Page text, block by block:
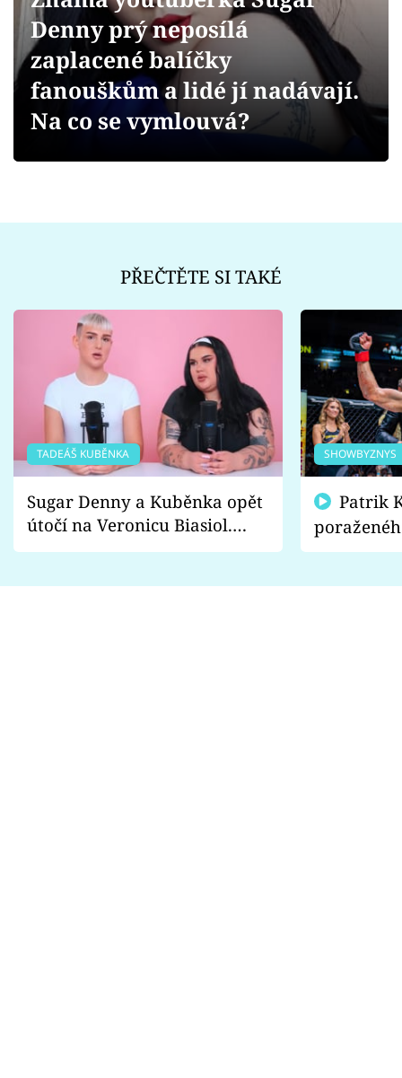
Videa
Sledujte prima+
Denny prý neposílá
zaplacené balíčky
fanouškům a lidé jí nadávají.
Na co se vymlouvá?
PŘEČTĚTE SI TAKÉ
TADEÁŠ KUBĚNKA
Sugar Denny a Kuběnka opět
útočí na Veronicu Biasiol.
Proč je podle nich falešná a
SHOWBYZNYS
fanoušci